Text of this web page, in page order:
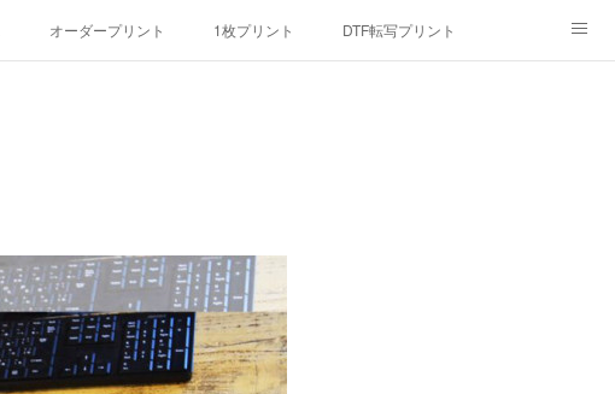
オーダープリント 1枚プリント DTF転写プリント